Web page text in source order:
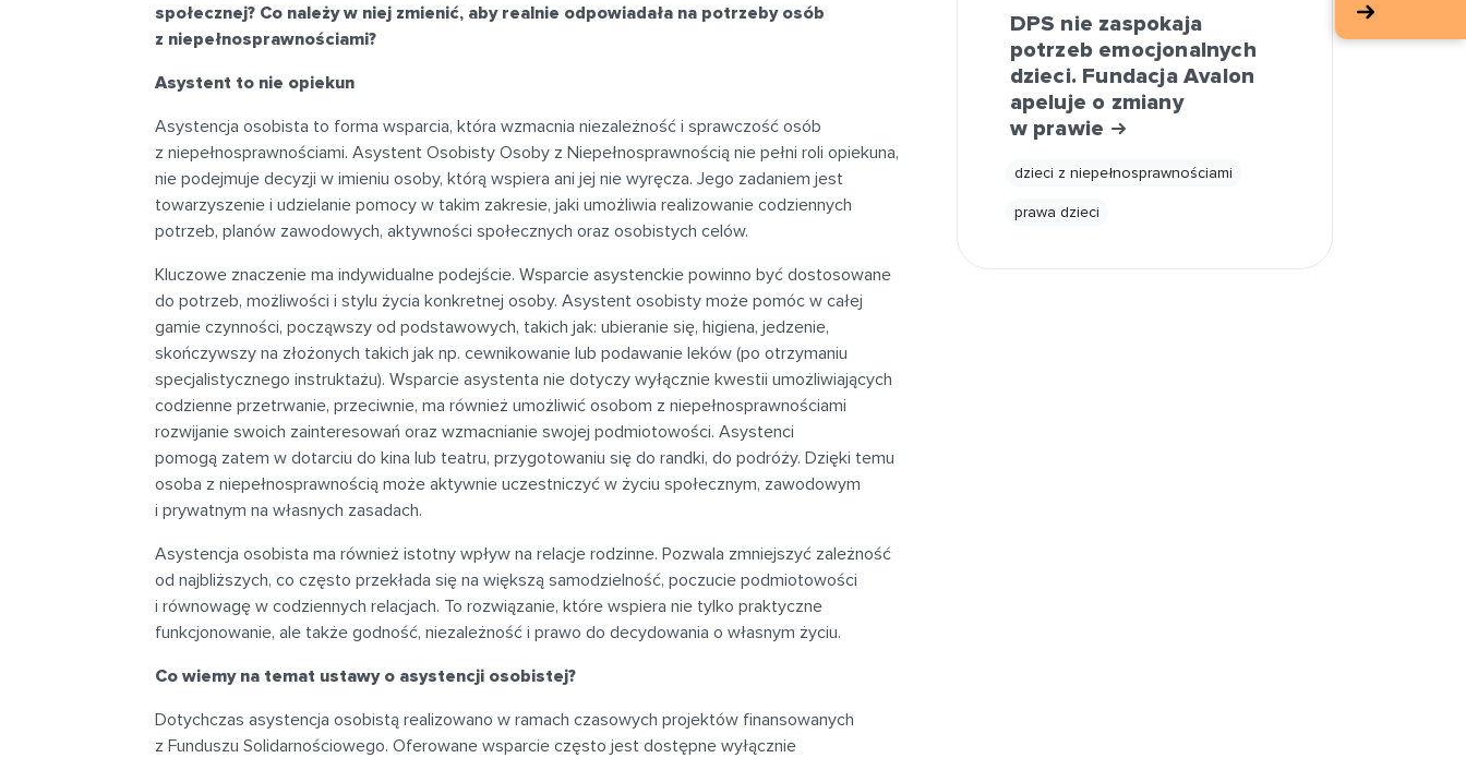
społecznej? Co należy w niej zmienić, aby realnie odpowiadała na potrzeby osób
z niepełnosprawnościami?
Asystent to nie opiekun
Asystencja osobista to forma wsparcia, która wzmacnia niezależność i sprawczość osób
z niepełnosprawnościami. Asystent Osobisty Osoby z Niepełnosprawnością nie pełni roli opiekuna,
nie podejmuje decyzji w imieniu osoby, którą wspiera ani jej nie wyręcza. Jego zadaniem jest
towarzyszenie i udzielanie pomocy w takim zakresie, jaki umożliwia realizowanie codziennych
potrzeb, planów zawodowych, aktywności społecznych oraz osobistych celów.
Kluczowe znaczenie ma indywidualne podejście. Wsparcie asystenckie powinno być dostosowane
do potrzeb, możliwości i stylu życia konkretnej osoby. Asystent osobisty może pomóc w całej
gamie czynności, począwszy od podstawowych, takich jak: ubieranie się, higiena, jedzenie,
skończywszy na złożonych takich jak np. cewnikowanie lub podawanie leków (po otrzymaniu
specjalistycznego instruktażu). Wsparcie asystenta nie dotyczy wyłącznie kwestii umożliwiających
codzienne przetrwanie, przeciwnie, ma również umożliwić osobom z niepełnosprawnościami
rozwijanie swoich zainteresowań oraz wzmacnianie swojej podmiotowości. Asystenci
pomogą zatem w dotarciu do kina lub teatru, przygotowaniu się do randki, do podróży. Dzięki temu
osoba z niepełnosprawnością może aktywnie uczestniczyć w życiu społecznym, zawodowym
i prywatnym na własnych zasadach.
Asystencja osobista ma również istotny wpływ na relacje rodzinne. Pozwala zmniejszyć zależność
od najbliższych, co często przekłada się na większą samodzielność, poczucie podmiotowości
i równowagę w codziennych relacjach. To rozwiązanie, które wspiera nie tylko praktyczne
funkcjonowanie, ale także godność, niezależność i prawo do decydowania o własnym życiu.
Co wiemy na temat ustawy o asystencji osobistej?
Dotychczas asystencja osobistą realizowano w ramach czasowych projektów finansowanych
z Funduszu Solidarnościowego. Oferowane wsparcie często jest dostępne wyłącznie
DPS nie zaspokaja
potrzeb emocjonalnych
dzieci. Fundacja Avalon
apeluje o zmiany
w prawie
dzieci z niepełnosprawnościami
prawa dzieci